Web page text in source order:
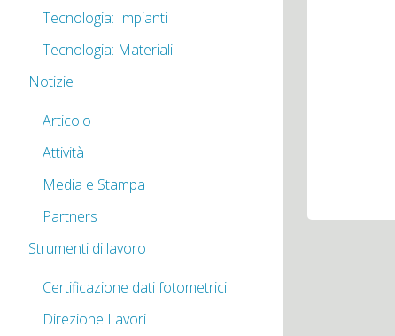
Tecnologia: Impianti
Tecnologia: Materiali
Notizie
Articolo
Attività
Media e Stampa
Partners
Strumenti di lavoro
Certificazione dati fotometrici
Direzione Lavori